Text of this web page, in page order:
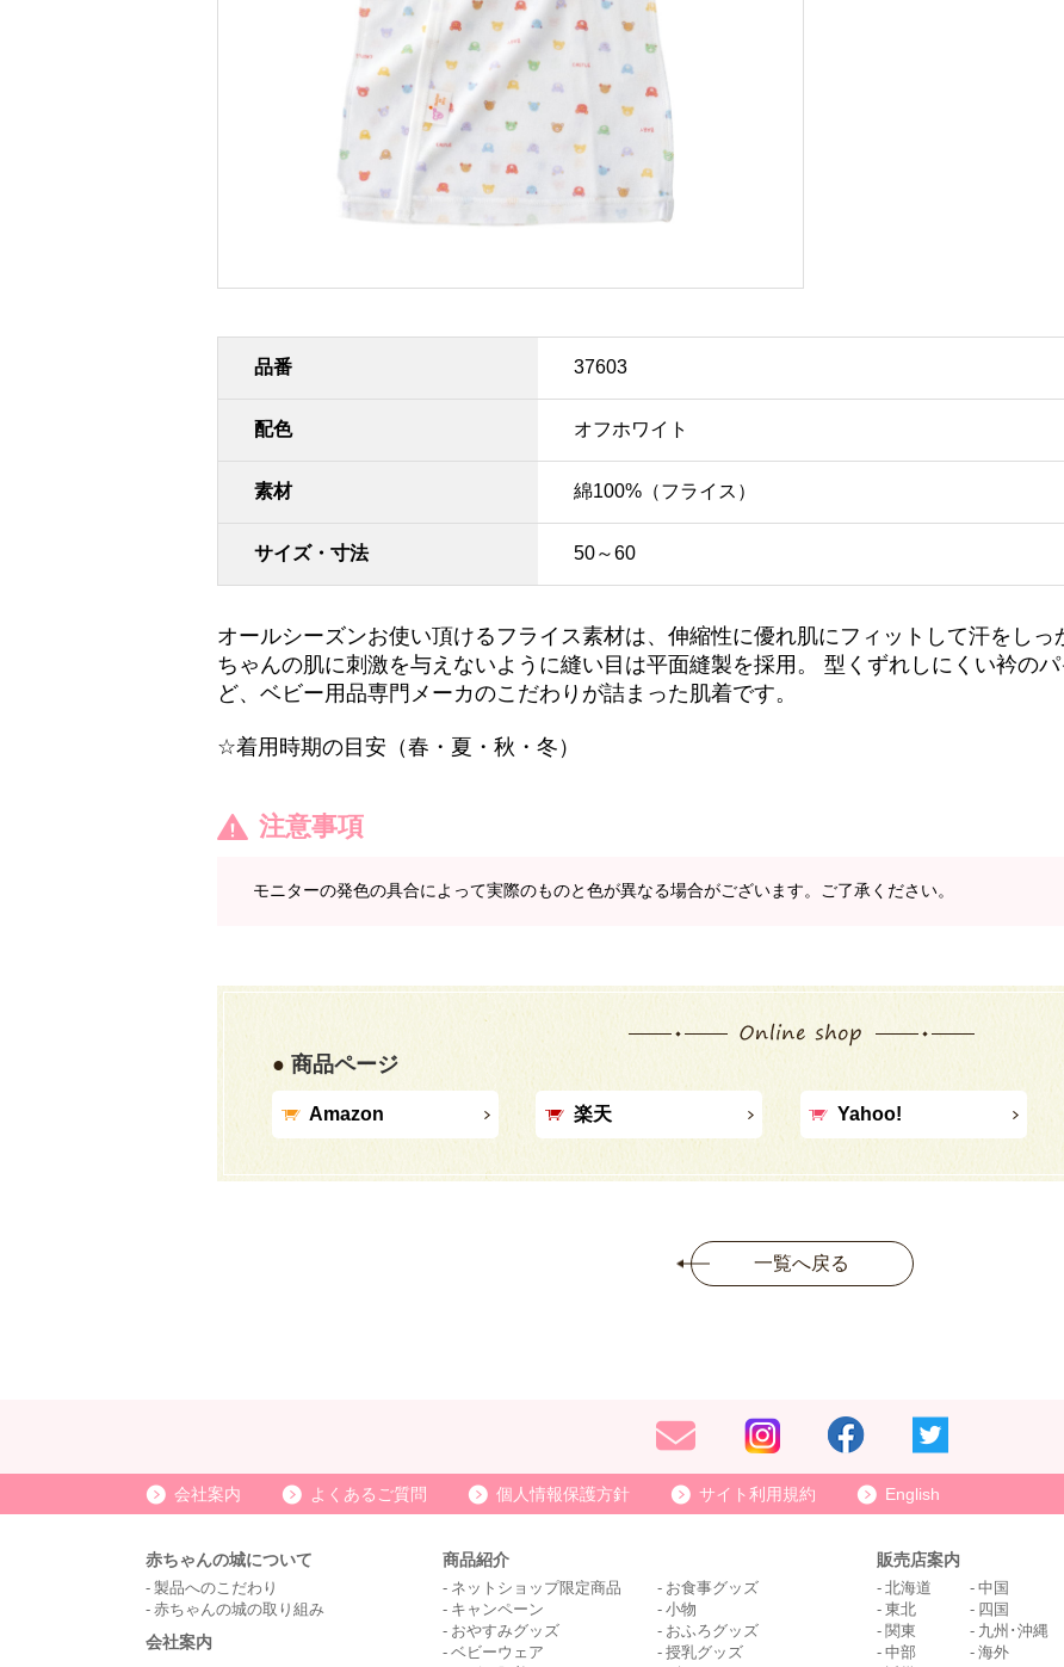
品番 37603
配色 オフホワイト
素材 綿100%（フライス）
サイズ・寸法 50～60
オールシーズンお使い頂けるフライス素材は、伸縮性に優れ肌にフィットして汗をし
ちゃんの肌に刺激を与えないように縫い目は平面縫製を採用。 型くずれしにくい衿の
ど、ベビー用品専門メーカのこだわりが詰まった肌着です。
☆着用時期の目安（春・夏・秋・冬）
注意事項
モニターの発色の具合によって実際のものと色が異なる場合がございます。ご了承ください。
商品ページ
Amazon 楽天 Yahoo!
一覧へ戻る
会社案内 よくあるご質問 個人情報保護方針 サイト利用規約 English
赤ちゃんの城について
製品へのこだわり
赤ちゃんの城の取り組み
会社案内
商品紹介
ネットショップ限定商品
キャンペーン
おやすみグッズ
ベビーウェア
お食事グッズ
小物
おふろグッズ
授乳グッズ
販売店案内
北海道
東北
関東
中部
中国
四国
九州･沖縄
海外